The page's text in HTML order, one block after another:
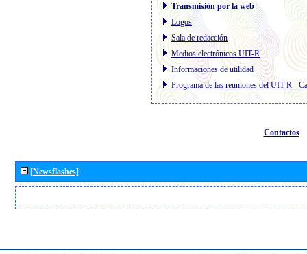
Transmisión por la web
Logos
Sala de redacción
Medios electrónicos UIT-R
Informaciones de utilidad
Programa de las reuniones del UIT-R-
Contactos
[Newsflashes]